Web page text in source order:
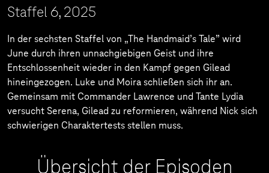
Staffel 6, 2025
In der sechsten Staffel von „The Handmaid’s Tale” wird
June durch ihren unnachgiebigen Geist und ihre
Entschlossenheit wieder in den Kampf gegen Gilead
hineingezogen. Luke und Moira schließen sich ihr an.
Gemeinsam mit Commander Lawrence und Tante Lydia
versucht Serena, Gilead zu reformieren, während Nick sich
schwierigen Charaktertests stellen muss.
Übersicht der Episoden